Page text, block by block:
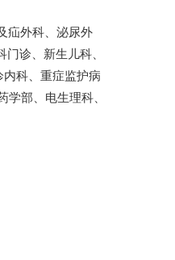
疝外科、泌尿外
诊、新生儿科、
科、重症监护病
部、电生理科、